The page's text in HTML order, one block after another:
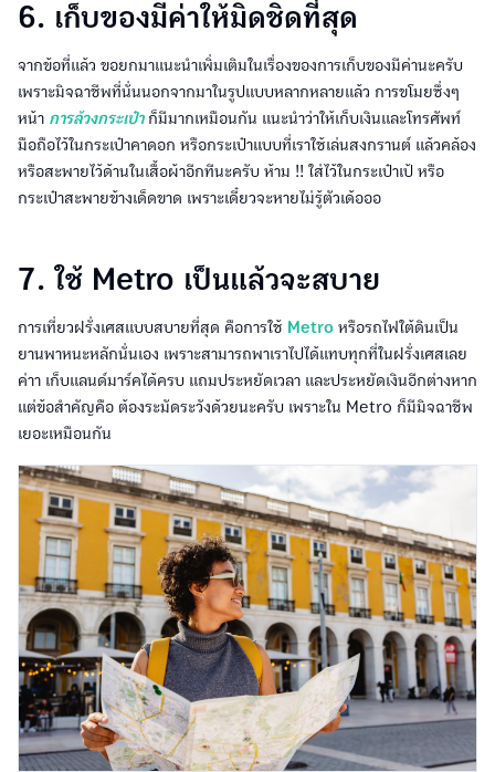
6. เก็บของมีค่าให้มิดชิดที่สุด
จากข้อที่แล้ว ขอยกมาแนะนำเพิ่มเติมในเรื่องของการเก็บของมีค่านะครับ
เพราะมิจฉาชีพที่นั่นนอกจากมาในรูปแบบหลากหลายแล้ว การขโมยซึ่งๆ
หน้า การล้วงกระเป๋าก็มีมากเหมือนกัน แนะนำว่าให้เก็บเงินและโทรศัพท์
มือถือไว้ในกระเป๋าคาดอก หรือกระเป๋าแบบที่เราใช้เล่นสงกรานต์ แล้วคล้อง
หรือสะพายไว้ด้านในเสื้อผ้าอีกทีนะครับ ห้าม !! ใส่ไว้ในกระเป๋าเป้ หรือ
กระเป๋าสะพายข้างเด็ดขาด เพราะเดี๋ยวจะหายไม่รู้ตัวเด้อออ
7. ใช้ Metro เป็นแล้วจะสบาย
การเที่ยวฝรั่งเศสแบบสบายที่สุด คือการใช้ Metro หรือรถไฟใต้ดินเป็น
ยานพาหนะหลักนั่นเอง เพราะสามารถพาเราไปได้แทบทุกที่ในฝรั่งเศสเลย
ค่าา เก็บแลนด์มาร์คได้ครบ แถมประหยัดเวลา และประหยัดเงินอีกต่างหาก
แต่ข้อสำคัญคือ ต้องระมัดระวังด้วยนะครับ เพราะใน Metro ก็มีมิจฉาชีพ
เยอะเหมือนกัน